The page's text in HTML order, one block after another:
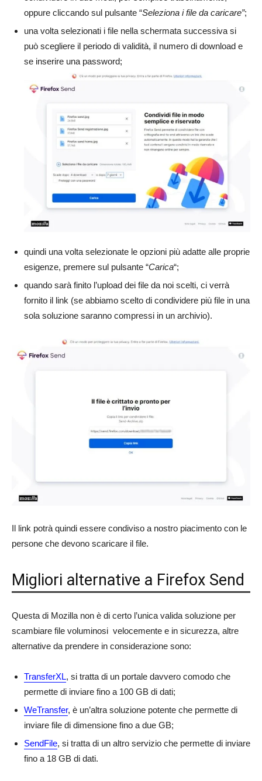
oppure cliccando sul pulsante “Seleziona i file da caricare”;
una volta selezionati i file nella schermata successiva si
può scegliere il periodo di validità, il numero di download e
se inserire una password;
quindi una volta selezionate le opzioni più adatte alle proprie
esigenze, premere sul pulsante “Carica“;
quando sarà finito l’upload dei file da noi scelti, ci verrà
fornito il link (se abbiamo scelto di condividere più file in una
sola soluzione saranno compressi in un archivio).
Il link potrà quindi essere condiviso a nostro piacimento con le
persone che devono scaricare il file.
Migliori alternative a Firefox Send
Questa di Mozilla non è di certo l’unica valida soluzione per
scambiare file voluminosi velocemente e in sicurezza, altre
alternative da prendere in considerazione sono:
TransferXL, si tratta di un portale davvero comodo che
permette di inviare fino a 100 GB di dati;
WeTransfer, è un’altra soluzione potente che permette di
inviare file di dimensione fino a due GB;
SendFile, si tratta di un altro servizio che permette di inviare
fino a 18 GB di dati.